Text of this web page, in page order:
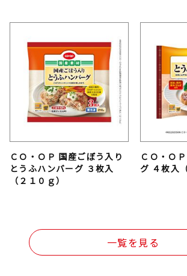
ＣＯ・ＯＰ 国産ごぼう入り
とうふハンバーグ ３枚入
（２１０ｇ）
ＣＯ・Ｏ
グ ４枚入
一覧を見る